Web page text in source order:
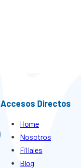
Accesos Directos
Home
Nosotros
Filiales
Blog